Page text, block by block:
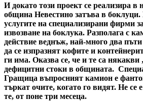
И докато този проект се реализира в
община Невестино затъва в боклуци.
услугите на специализирани фирми
извозване на боклука. Разполага с
действие веднъж, най-много два пъти
да се изпразнят кофите и
ги има. Оказва се, че и те са някакви
дефицитни стоки в общината.
Гращица въпросният камион е
търкат очите, когато го видят. Не се
те, от поне три месеца.